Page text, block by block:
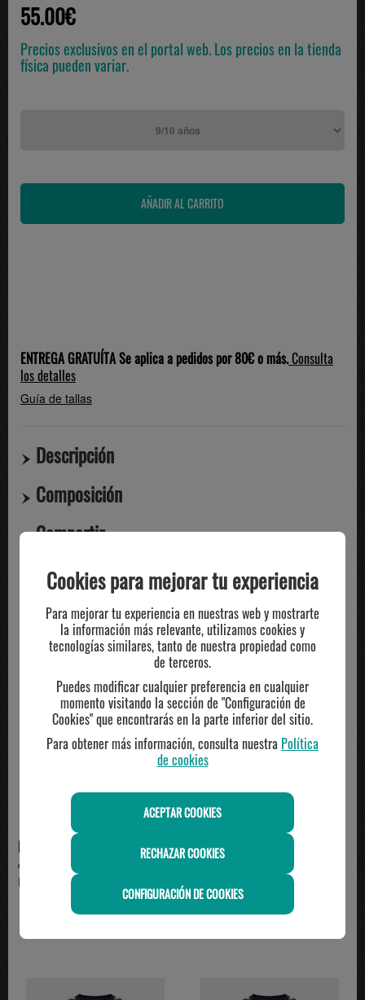
55.00€
Precios exclusivos en el portal web. Los precios en la tienda
física pueden variar.
ENTREGA GRATUÍTA Se aplica a pedidos por 80€ o más.Consulta
los detalles
Guía de tallas
Descripción
Composición
Compartir
TE PUEDE INTERESAR
HUMMEL
chaqueta estadio celta 26/27
64.95€
HUMMEL
chaqueta estadio celta 26/27
Cookies para mejorar tu experiencia
Para mejorar tu experiencia en nuestras web y mostrarte
la información más relevante, utilizamos cookies y
tecnologías similares, tanto de nuestra propiedad como
de terceros.
Puedes modificar cualquier preferencia en cualquier
momento visitando la sección de "Configuración de
Cookies" que encontrarás en la parte inferior del sitio.
Para obtener más información, consulta nuestra Política
de cookies
ACEPTAR COOKIES
RECHAZAR COOKIES
CONFIGURACIÓN DE COOKIES